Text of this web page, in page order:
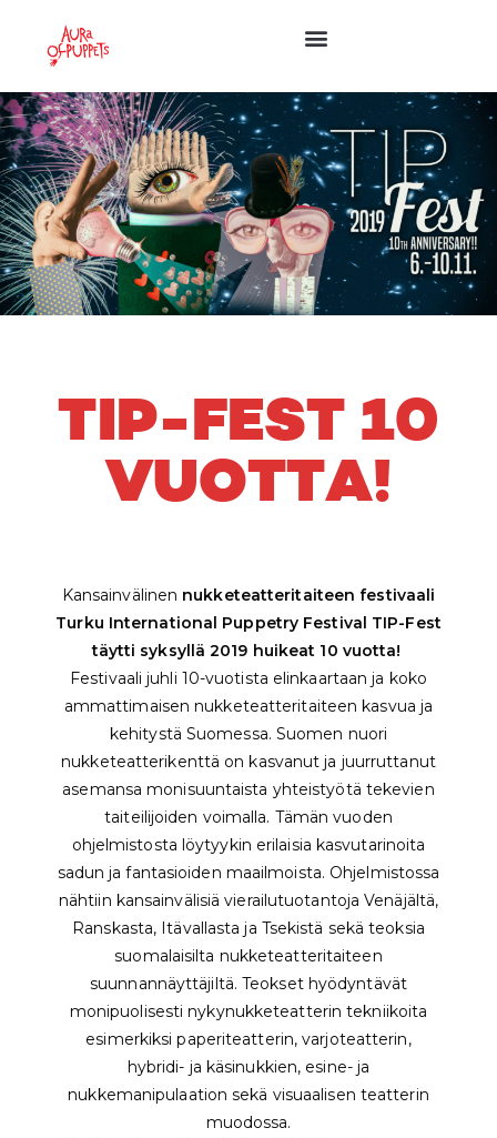
TIP-FEST 10
VUOTTA!
Kansainvälinen nukketeatteritaiteen festivaali
Turku International Puppetry Festival TIP-Fest
täytti syksyllä 2019 huikeat 10 vuotta!
Festivaali juhli 10-vuotista elinkaartaan ja koko
ammattimaisen nukketeatteritaiteen kasvua ja
kehitystä Suomessa. Suomen nuori
nukketeatterikenttä on kasvanut ja juurruttanut
asemansa monisuuntaista yhteistyötä tekevien
taiteilijoiden voimalla. Tämän vuoden
ohjelmistosta löytyykin erilaisia kasvutarinoita
sadun ja fantasioiden maailmoista. Ohjelmistossa
nähtiin kansainvälisiä vierailutuotantoja Venäjältä,
Ranskasta, Itävallasta ja Tsekistä sekä teoksia
suomalaisilta nukketeatteritaiteen
suunnannäyttäjiltä. Teokset hyödyntävät
monipuolisesti nykynukketeatterin tekniikoita
esimerkiksi paperiteatterin, varjoteatterin,
hybridi- ja käsinukkien, esine- ja
nukkemanipulaation sekä visuaalisen teatterin
muodossa.